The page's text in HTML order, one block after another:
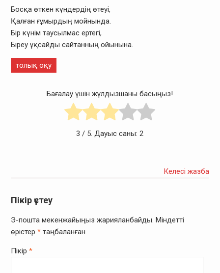
Босқа өткен күндердің өтеуі,
Қалған ғұмырдың мойнында.
Бір күнім таусылмас ертегі,
Біреу ұқсайды сайтанның ойынына.
толық оқу
Бағалау үшін жұлдызшаны басыңыз!
3 / 5. Дауыс саны:2
Келесі жазба
Пікір үстеу
Э-пошта мекенжайыңыз жарияланбайды. Міндетті
өрістер *таңбаланған
Пікір *